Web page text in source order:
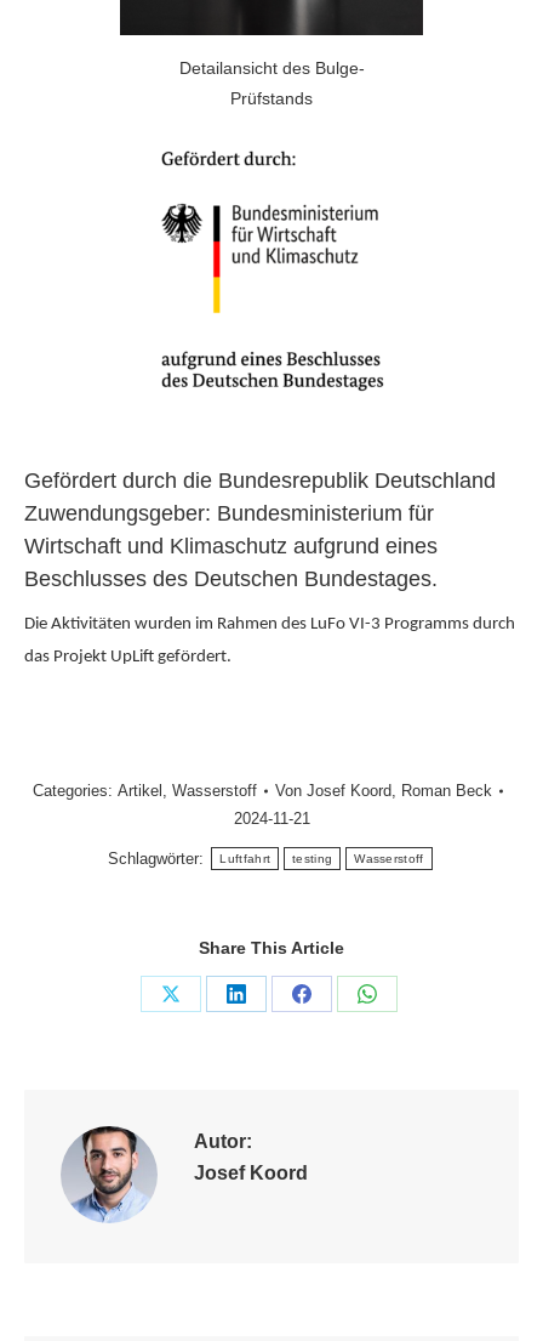
Detailansicht des Bulge-
Prüfstands
Gefördert durch die Bundesrepublik Deutschland
Zuwendungsgeber: Bundesministerium für
Wirtschaft und Klimaschutz aufgrund eines
Beschlusses des Deutschen Bundestages.
Die Aktivitäten wurden im Rahmen des LuFo VI-3 Programms durch
das Projekt UpLift gefördert.
Categories: Artikel , Wasserstoff Von Josef Koord, Roman Beck
2024-11-21
Schlagwörter: Luftfahrt testing Wasserstoff
Share This Article
Share
Share
Share
Share
Autor:
Josef Koord